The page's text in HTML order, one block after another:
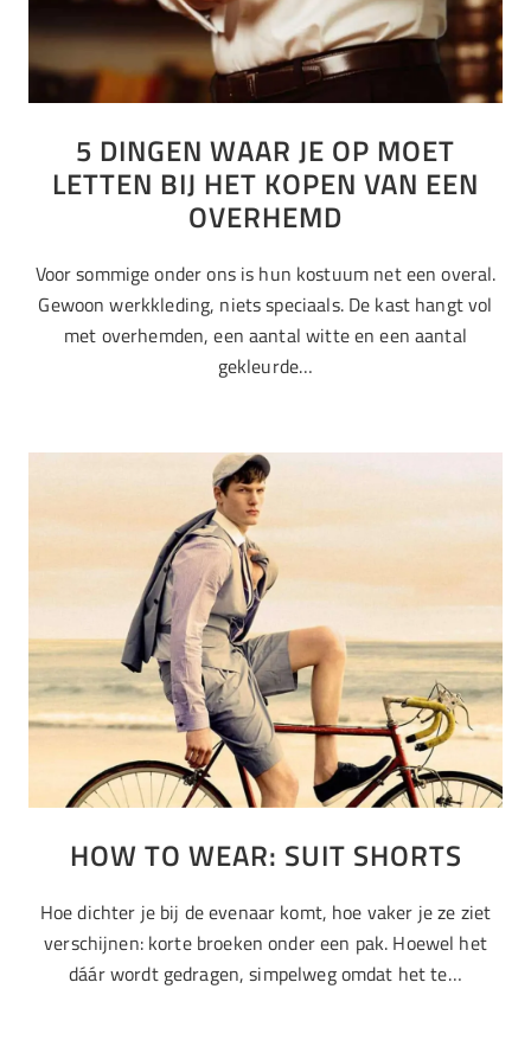
5 DINGEN WAAR JE OP MOET
LETTEN BIJ HET KOPEN VAN EEN
OVERHEMD
Voor sommige onder ons is hun kostuum net een overal.
Gewoon werkkleding, niets speciaals. De kast hangt vol
met overhemden, een aantal witte en een aantal
gekleurde…
HOW TO WEAR: SUIT SHORTS
Hoe dichter je bij de evenaar komt, hoe vaker je ze ziet
verschijnen: korte broeken onder een pak. Hoewel het
dáár wordt gedragen, simpelweg omdat het te…